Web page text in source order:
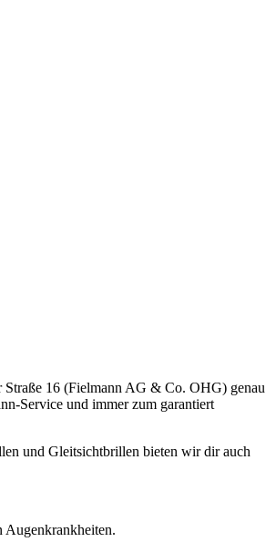
Straße 16 (Fielmann AG & Co. OHG) genau
Service und immer zum garantiert
und Gleitsichtbrillen bieten wir dir auch
Augenkrankheiten.